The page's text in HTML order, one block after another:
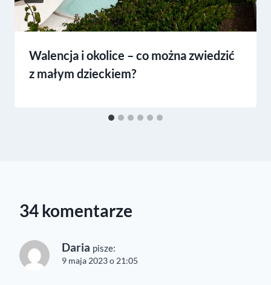
Walencja i okolice – co można zwiedzić
z małym dzieckiem?
34 komentarze
Daria pisze:
9 maja 2023 o 21:05